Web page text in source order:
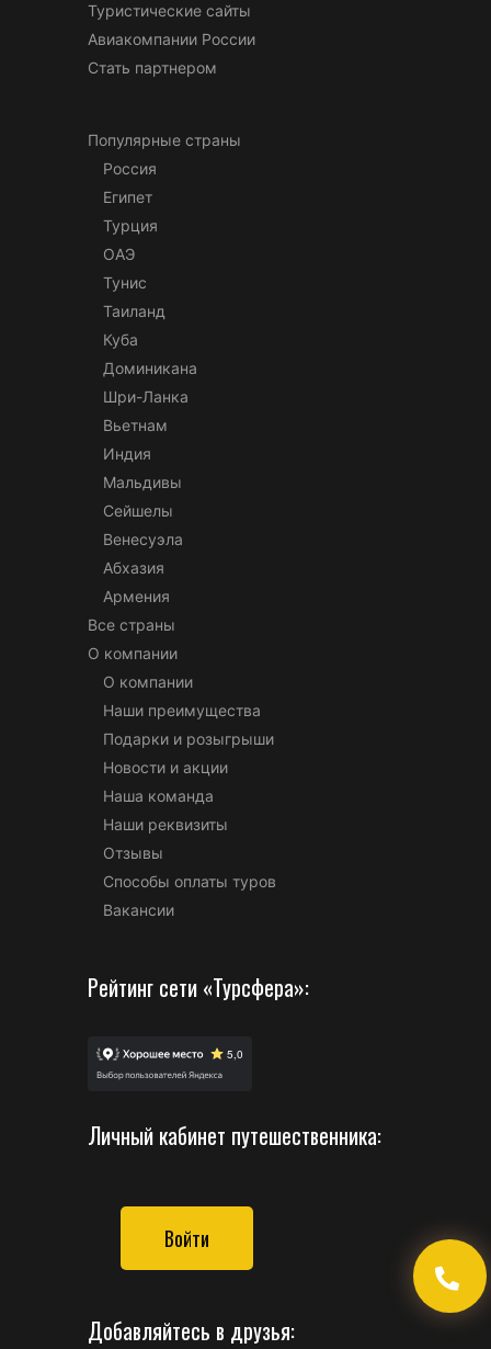
Туристические сайты
Авиакомпании России
Стать партнером
Популярные страны
Россия
Египет
Турция
ОАЭ
Тунис
Таиланд
Куба
Доминикана
Шри-Ланка
Вьетнам
Индия
Мальдивы
Сейшелы
Венесуэла
Абхазия
Армения
Все страны
О компании
О компании
Наши преимущества
Подарки и розыгрыши
Новости и акции
Наша команда
Наши реквизиты
Отзывы
Способы оплаты туров
Вакансии
Рейтинг сети «Турсфера»:
Личный кабинет путешественника:
Войти
Добавляйтесь в друзья: